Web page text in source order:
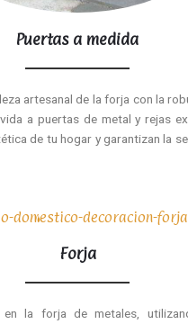
Puertas a medida
artesanal de la forja con la
a puertas de metal y rejas
de tu hogar y garantizan la
Forja
la forja de metales,